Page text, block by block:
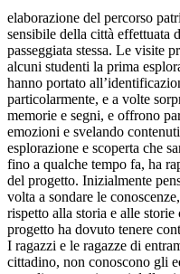
elaborazione del percorso
sensibile della città effettuata
passeggiata stessa. Le visite
alcuni studenti la prima
hanno portato
particolarmente, e a volte
memorie e segni, e offrono
emozioni e svelando
esplorazione e scoperta che
fino a qualche tempo fa, ha
del progetto. Inizialmente
volta a sondare le
rispetto alla storia e alle
progetto ha dovuto tenere
I ragazzi e le ragazze di
cittadino, non conoscono gli